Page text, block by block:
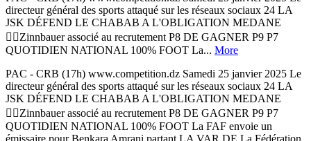
directeur général des sports attaqué sur les réseaux sociaux 24 LA
JSK DÉFEND LE CHABAB A L'OBLIGATION MEDANE
Zinnbauer associé au recrutement P8 DE GAGNER P9 P7
QUOTIDIEN NATIONAL 100% FOOT La... More
PAC - CRB (17h) www.competition.dz Samedi 25 janvier 2025 Le
directeur général des sports attaqué sur les réseaux sociaux 24 LA
JSK DÉFEND LE CHABAB A L'OBLIGATION MEDANE
Zinnbauer associé au recrutement P8 DE GAGNER P9 P7
QUOTIDIEN NATIONAL 100% FOOT La FAF envoie un
émissaire pour Benkara Amrani partant LA VAR DE La Fédération